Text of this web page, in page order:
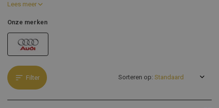
Lees meer
Onze merken
Filter Sorteren op: